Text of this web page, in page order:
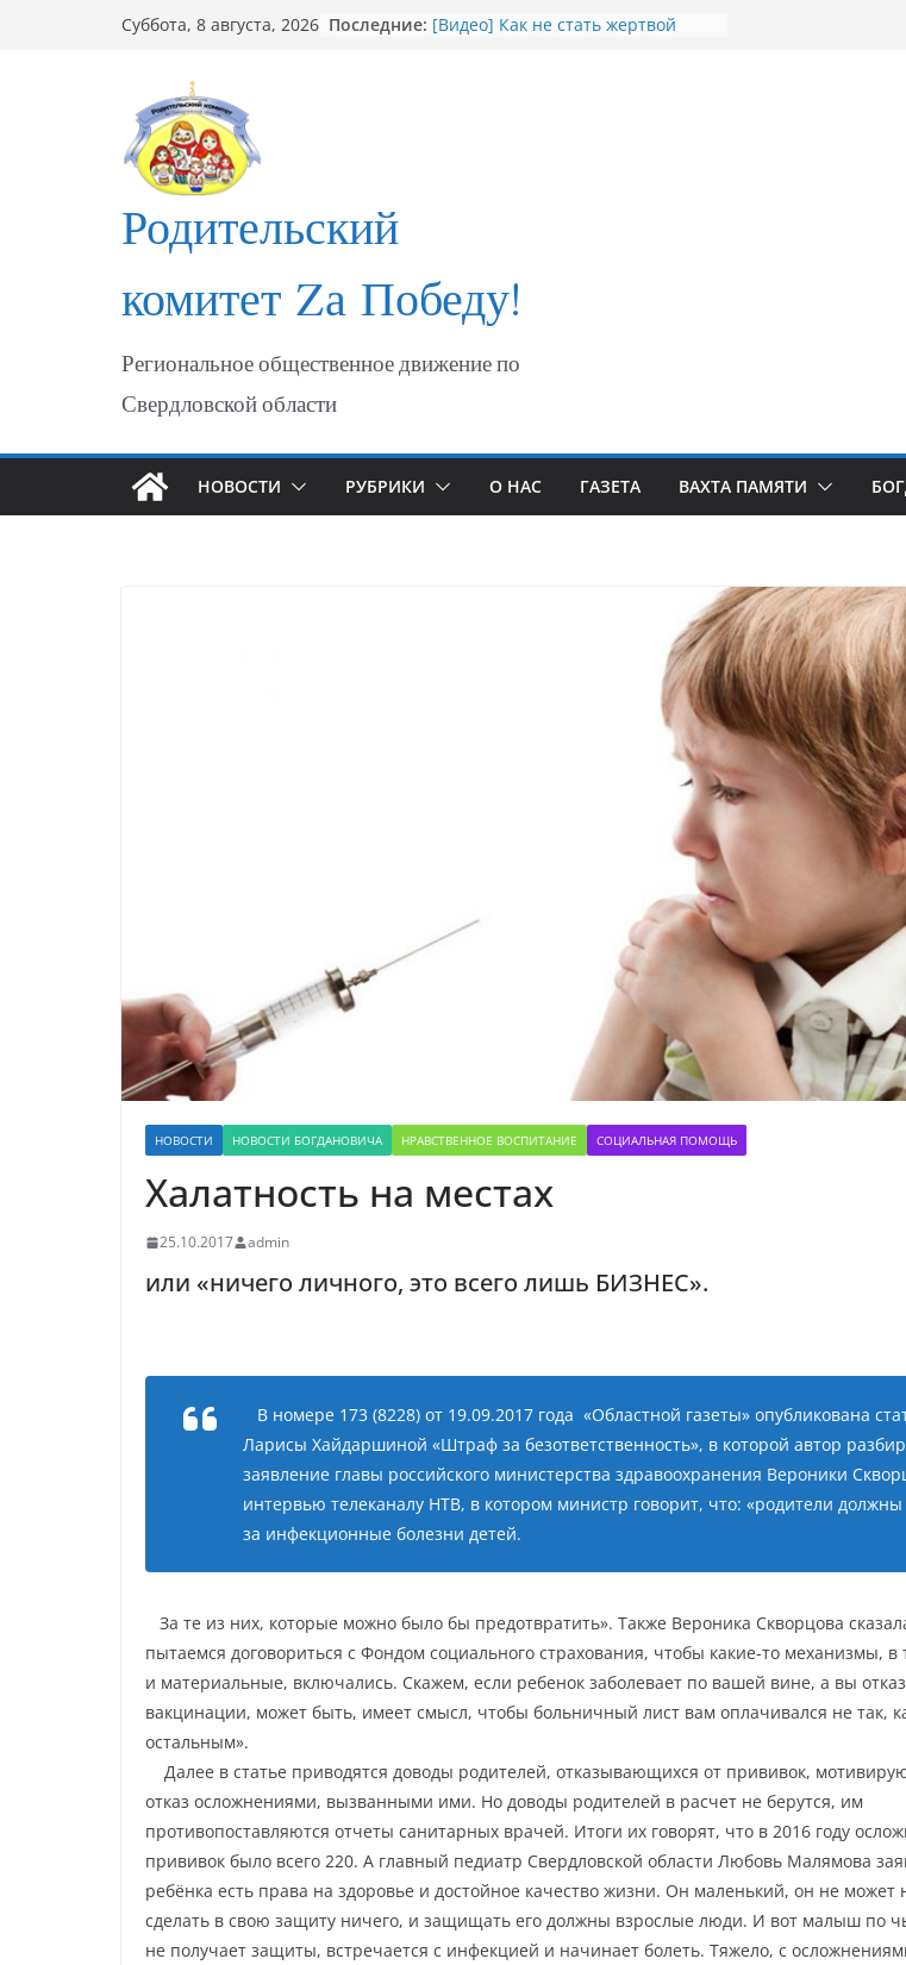
Суббота, 8 августа, 2026 Последние: [Видео] Как не стать жертвой
Родительский
комитет Zа Победу!
Региональное общественное движение по
Свердловской области
НОВОСТИ РУБРИКИ О НАС ГАЗЕТА ВАХТА ПАМЯТИ
НОВОСТИ НОВОСТИ БОГДАНОВИЧА НРАВСТВЕННОЕ ВОСПИТАНИЕ СОЦИАЛЬНАЯ ПОМОЩЬ
Халатность на местах
25.10.2017 admin
или «ничего личного, это всего лишь БИЗНЕС».
В номере 173 (8228) от 19.09.2017 года «Областной газеты» опубликована
Ларисы Хайдаршиной «Штраф за безответственность», в которой автор
заявление главы российского министерства здравоохранения Вероники
интервью телеканалу НТВ, в котором министр говорит, что: «родители должны
за инфекционные болезни детей.
За те из них, которые можно было бы предотвратить». Также Вероника Скворцова
пытаемся договориться с Фондом социального страхования, чтобы какие-то механизмы, в
и материальные, включались. Скажем, если ребенок заболевает по вашей вине, а вы
вакцинации, может быть, имеет смысл, чтобы больничный лист вам оплачивался не так,
остальным».
Далее в статье приводятся доводы родителей, отказывающихся от прививок,
отказ осложнениями, вызванными ими. Но доводы родителей в расчет не берутся, им
противопоставляются отчеты санитарных врачей. Итоги их говорят, что в 2016 году
прививок было всего 220. А главный педиатр Свердловской области Любовь Малямова
ребёнка есть права на здоровье и достойное качество жизни. Он маленький, он не может
сделать в свою защиту ничего, и защищать его должны взрослые люди. И вот малыш по
не получает защиты, встречается с инфекцией и начинает болеть. Тяжело, с